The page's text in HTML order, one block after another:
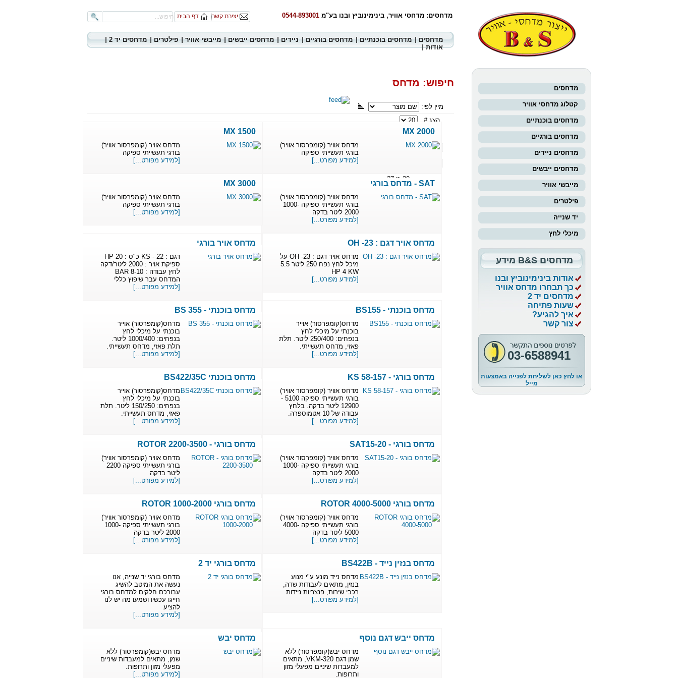
מדחסים: מדחסי אוויר, בינימינוביץ ובנו בע"מ 0544-893001 יצירת קשר דף הבית
מדחסים מדחסים בוכנתיים מדחסים בורגיים ניידים מדחסים ייבשים מייבשי אוויר פילטרים
מדחסים יד 2
אודות
חיפוש: מדחס
מיין לפי:
הצג #
«« להתחלה
MX 1500
מדחס אוויר (קומפרסור אוויר)
בורגי תעשייתי ספיקה
[למידע מפורט...]
MX 2000
מדחס אוויר (קומפרסור אוויר)
בורגי תעשייתי ספיקה
[למידע מפורט...]
MX 3000
מדחס אוויר (קומפרסור אוויר)
בורגי תעשייתי ספיקה
[למידע מפורט...]
SAT - מדחס בורגי
מדחס אוויר (קומפרסור אוויר)
בורגי תעשייתי ספיקה 1000-
2000 ליטר בדקה
[למידע מפורט...]
מדחס אויר בורגי
דגם : KS - 22 כ"ס : 20 HP
ספיקת אויר : 2000 ליטר/דקה
לחץ עבודה : 8-10 BAR
המדחס עבר שיפוץ כללי
[למידע מפורט...]
מדחס אויר דגם : OH -23
מדחס אויר דגם : OH -23 על
מיכל לחץ נפח 250 ליטר 5.5
HP 4 KW
[למידע מפורט...]
מדחס בוכנתי - BS 355
מדחס(קומפרסור) אוייר
בוכנתי על מיכלי לחץ
בנפחים: 1000/400 ליטר.
תלת פאזי, מדחס תעשייתי.
[למידע מפורט...]
מדחס בוכנתי - BS155
מדחס(קומפרסור) אוייר
בוכנתי על מיכלי לחץ
בנפחים: 250/400 ליטר. תלת
פאזי, מדחס תעשייתי.
[למידע מפורט...]
מדחס בוכנתי BS422/35C
מדחס(קומפרסור) אוייר
בוכנתי על מיכלי לחץ
בנפחים: 150/250 ליטר. תלת
פאזי, מדחס תעשייתי.
[למידע מפורט...]
מדחס בורגי - KS 58-157
מדחס אוויר (קומפרסור אוויר)
בורגי תעשייתי ספיקה 5100 -
12900 ליטר בדקה. בלחץ
עבודה של 10 אטמוספרה.
[למידע מפורט...]
מדחס בורגי - ROTOR 2200-3500
מדחס אוויר (קומפרסור אוויר)
בורגי תעשייתי ספיקה 2200
ליטר בדקה
[למידע מפורט...]
מדחס בורגי - SAT15-20
מדחס אוויר (קומפרסור אוויר)
בורגי תעשייתי ספיקה 1000-
2000 ליטר בדקה
[למידע מפורט...]
מדחס בורגי ROTOR 1000-2000
מדחס אוויר (קומפרסור אוויר)
בורגי תעשייתי ספיקה 1000-
2000 ליטר בדקה
[למידע מפורט...]
מדחס בורגי ROTOR 4000-5000
מדחס אוויר (קומפרסור אוויר)
בורגי תעשייתי ספיקה 4000-
5000 ליטר בדקה
[למידע מפורט...]
מדחס בורגי יד 2
מדחס בורגי יד שנייה, אנו
נעשה את המיטב להשיג
עבורכם חלקים למדחס בורגי
חייגו עכשיו ושמעו מה יש לנו
להציע
[למידע מפורט...]
מדחס בנזין נייד - BS422B
מדחס נייד מונע ע"י מנוע
בנזין, מתאים לעבודות שדה,
רכבי שירות, פנצריות ניידות.
[למידע מפורט...]
מדחס יבש
מדחס יבש(קומפרסור) ללא
שמן, מתאים למעבדות שיניים
מפעלי מזון ותרופות.
[למידע מפורט...]
מדחס ייבש דגם נוסף
מדחס יבש(קומפרסור) ללא
שמן דגם VKM-320, מתאים
למעבדות שיניים מפעלי מזון
ותרופות.
מדחסים
קטלוג מדחסי אוויר
מדחסים בוכנתיים
מדחסים בורגיים
מדחסים ניידים
מדחסים ייבשים
מייבשי אוויר
פילטרים
יד שנייה
מיכלי לחץ
מדחסים B&S מידע
אודות בינימינוביץ ובנו
כך תבחרו מדחס אוויר
מדחסים יד 2
שעות פתיחה
איך להגיע?
צור קשר
03-6588941
או לחץ כאן לשליחת לפנייה באמצעות
מייל